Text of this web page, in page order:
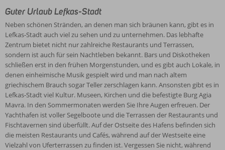
Guter Urlaub Lefkas-Stadt
Neben schönen Stränden, an denen man sich bräunen kann, gibt es in
Lefkas-Stadt auch viel zu sehen und zu unternehmen. Das lebhafte
Zentrum bietet nicht nur zahlreiche Restaurants und Terrassen,
sondern ist auch für sein Nachtleben bekannt. Bars und Diskotheken
schließen erst in den frühen Morgenstunden, und es gibt auch Lokale, in
denen einheimische Musik gespielt wird und man nach altem
griechischem Brauch sogar Teller zerschlagen kann. Ansonsten gibt es in
Lefkas-Stadt viel Kultur. Museen, Kirchen und die befestigte Burg Agia
Mavra. In den Sommermonaten werden Sie Ihre Augen erfreuen. Der
Yachthafen ist voller Segelboote und die Terrassen der Restaurants und
Fischtavernen sind überfüllt. Auf der Ostseite des Hafens befinden sich
die meisten Restaurants und Cafés, während auf der Westseite eine
Vielzahl von Uferterrassen zu finden ist. Vergessen Sie nicht, während